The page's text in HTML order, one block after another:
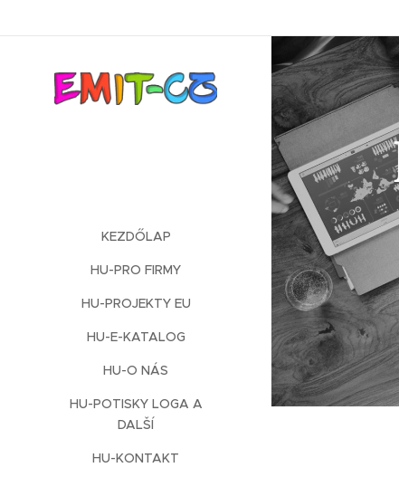
KEZDŐLAP
HU-PRO FIRMY
HU-PROJEKTY EU
HU-E-KATALOG
HU-O NÁS
HU-POTISKY LOGA A
DALŠÍ
HU-KONTAKT